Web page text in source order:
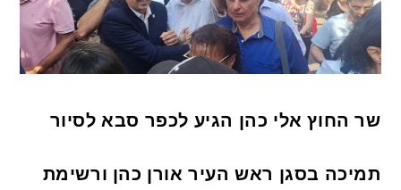
שר החוץ אלי כהן הגיע לכפר סבא לסיור
תמיכה בסגן ראש העיר אורן כהן ורשימת